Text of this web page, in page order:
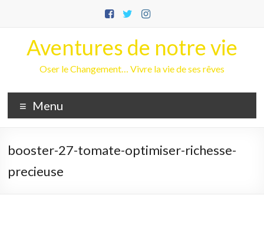
Aventures de notre vie
Oser le Changement… Vivre la vie de ses rêves
Menu
booster-27-tomate-optimiser-richesse-
precieuse